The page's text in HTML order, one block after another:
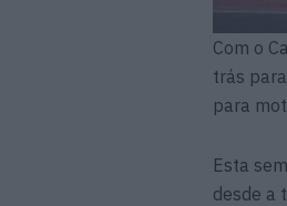
Com o
trás
para
Esta
desde a